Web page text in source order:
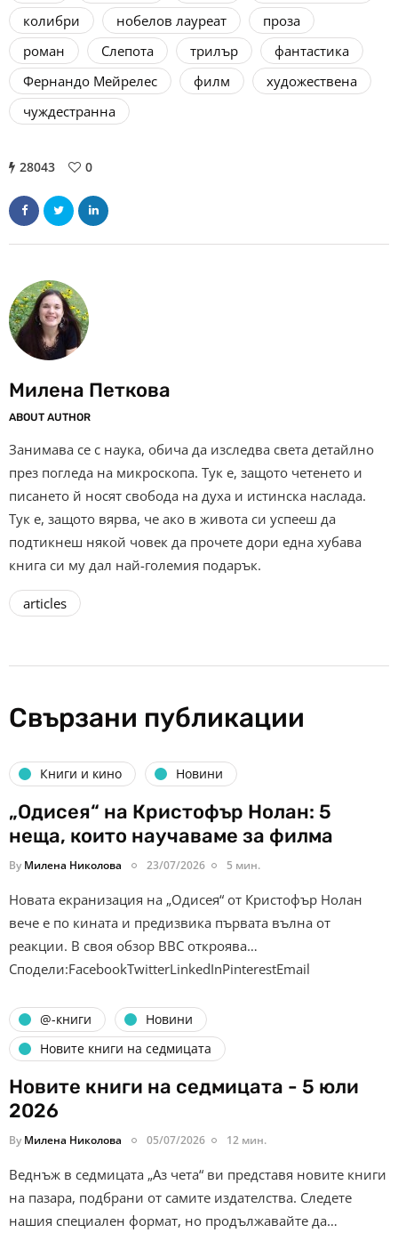
колибри
нобелов лауреат
проза
роман
Слепота трилър
фантастика
Фернандо Мейрелес
филм
художествена
чуждестранна
28043 0
Милена Петкова
ABOUT AUTHOR
Занимава се с наука, обича да изследва света детайлно
през погледа на микроскопа. Тук е, защото четенето и
писането й носят свобода на духа и истинска наслада.
Тук е, защото вярва, че ако в живота си успееш да
подтикнеш някой човек да прочете дори една хубава
книга си му дал най-големия подарък.
articles
Свързани публикации
Книги и кино Новини
„Одисея“ на Кристофър Нолан: 5
неща, които научаваме за филма
By Милена Николова 23/07/2026 5 мин.
Новата екранизация на „Одисея“ от Кристофър Нолан
вече е по кината и предизвика първата вълна от
реакции. В своя обзор BBC откроява…
Сподели:FacebookTwitterLinkedInPinterestEmail
@-книги
Новини
Новите книги на седмицата
Новите книги на седмицата - 5 юли
2026
By Милена Николова 05/07/2026 12 мин.
Веднъж в седмицата „Аз чета“ ви представя новите книги
на пазара, подбрани от самите издателства. Следете
нашия специален формат, но продължавайте да…